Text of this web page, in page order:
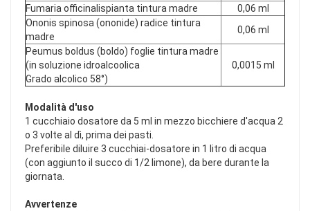
Fumaria officinalispianta tintura madre
0,06 ml
Ononis spinosa (ononide) radice tintura
madre
0,06 ml
Peumus boldus (boldo) foglie tintura madre
(in soluzione idroalcoolica
Grado alcolico 58°)
0,0015 ml
Modalità d'uso
1 cucchiaio dosatore da 5 ml in mezzo bicchiere d'acqua 2
o 3 volte al dì, prima dei pasti.
Preferibile diluire 3 cucchiai-dosatore in 1 litro di acqua
(con aggiunto il succo di 1/2 limone), da bere durante la
giornata.
Avvertenze